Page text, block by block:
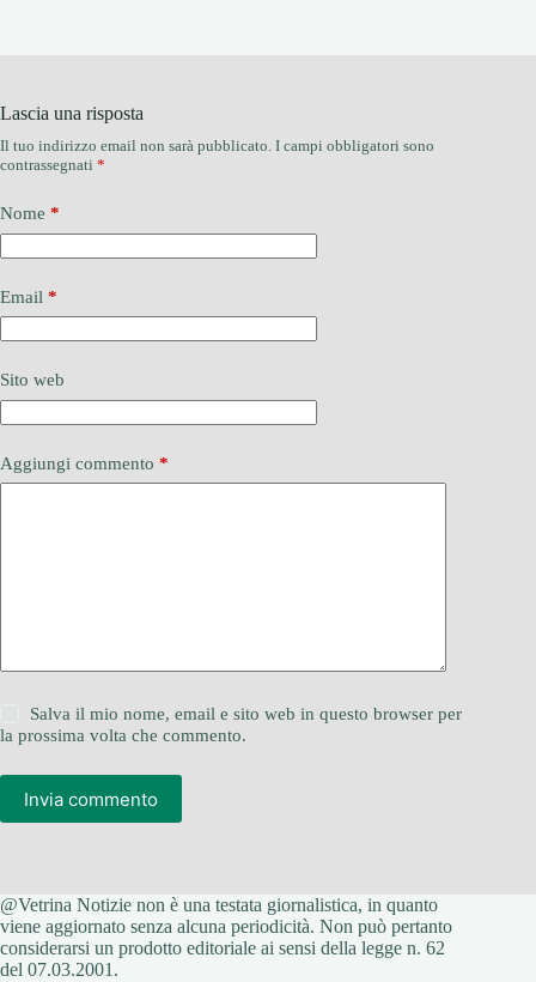
Lascia una risposta
Il tuo indirizzo email non sarà pubblicato. I campi obbligatori sono
contrassegnati *
Nome *
Email *
Sito web
Aggiungi commento *
Salva il mio nome, email e sito web in questo browser per
la prossima volta che commento.
Invia commento
@Vetrina Notizie non è una testata giornalistica, in quanto
viene aggiornato senza alcuna periodicità. Non può pertanto
considerarsi un prodotto editoriale ai sensi della legge n. 62
del 07.03.2001.